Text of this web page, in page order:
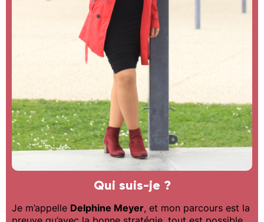
Qui suis-je ?
Je m’appelle Delphine Meyer, et mon parcours est la